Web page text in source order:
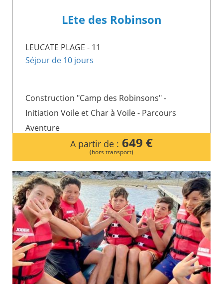
LEte des Robinson
LEUCATE PLAGE - 11
Séjour de 10 jours
Construction "Camp des Robinsons" -
Initiation Voile et Char à Voile - Parcours
Aventure
A partir de : 649 €
(hors transport)